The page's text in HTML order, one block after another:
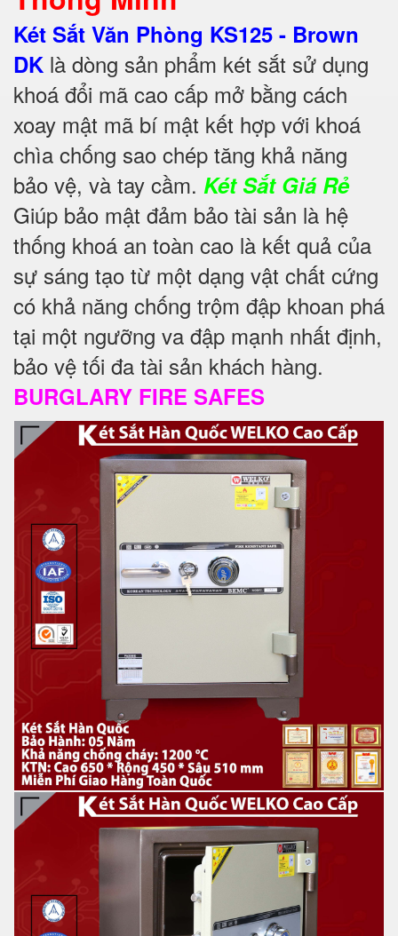
Két Sắt Văn Phòng KS125 - Brown
DK là dòng sản phẩm két sắt sử dụng
khoá đổi mã cao cấp mở bằng cách
xoay mật mã bí mật kết hợp với khoá
chìa chống sao chép tăng khả năng
bảo vệ, và tay cầm. Két Sắt Giá Rẻ
Giúp bảo mật đảm bảo tài sản là hệ
thống khoá an toàn cao là kết quả của
sự sáng tạo từ một dạng vật chất cứng
có khả năng chống trộm đập khoan phá
tại một ngưỡng va đập mạnh nhất định,
bảo vệ tối đa tài sản khách hàng.
BURGLARY FIRE SAFES